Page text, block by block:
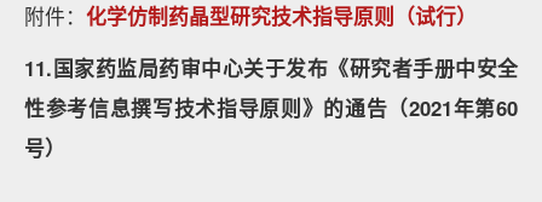
附件： 化学仿制药晶型研究技术指导原则（试行）
11.国家药监局药审中心关于发布《研究者手册中安全
性参考信息撰写技术指导原则》的通告（2021年第60
号）